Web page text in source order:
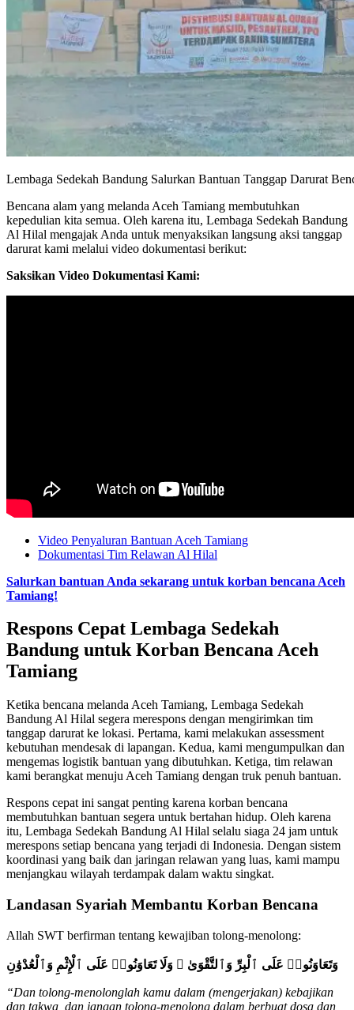
Lembaga Sedekah Bandung Salurkan Bantuan Tanggap Darurat
Bencana alam yang melanda Aceh Tamiang membutuhkan
kepedulian kita semua. Oleh karena itu, Lembaga Sedekah Bandung
Al Hilal mengajak Anda untuk menyaksikan langsung aksi tanggap
darurat kami melalui video dokumentasi berikut:
Saksikan Video Dokumentasi Kami:
Video Penyaluran Bantuan Aceh Tamiang
Dokumentasi Tim Relawan Al Hilal
Salurkan bantuan Anda sekarang untuk korban bencana Aceh
Tamiang!
Respons Cepat Lembaga Sedekah
Bandung untuk Korban Bencana Aceh
Tamiang
Ketika bencana melanda Aceh Tamiang, Lembaga Sedekah
Bandung Al Hilal segera merespons dengan mengirimkan tim
tanggap darurat ke lokasi. Pertama, kami melakukan assessment
kebutuhan mendesak di lapangan. Kedua, kami mengumpulkan dan
mengemas logistik bantuan yang dibutuhkan. Ketiga, tim relawan
kami berangkat menuju Aceh Tamiang dengan truk penuh bantuan.
Respons cepat ini sangat penting karena korban bencana
membutuhkan bantuan segera untuk bertahan hidup. Oleh karena
itu, Lembaga Sedekah Bandung Al Hilal selalu siaga 24 jam untuk
merespons setiap bencana yang terjadi di Indonesia. Dengan sistem
koordinasi yang baik dan jaringan relawan yang luas, kami mampu
menjangkau wilayah terdampak dalam waktu singkat.
Landasan Syariah Membantu Korban Bencana
Allah SWT berfirman tentang kewajiban tolong-menolong:
وَتَعَاوَنُوا۟ عَلَى ٱلْبِرِّ وَٱلتَّقْوَىٰ ۖ وَلَا تَعَاوَنُوا۟ عَلَى ٱلْإِثْمِ وَٱلْعُدْوَٰنِ
“Dan tolong-menolonglah kamu dalam (mengerjakan) kebajikan
dan takwa, dan jangan tolong-menolong dalam berbuat dosa dan